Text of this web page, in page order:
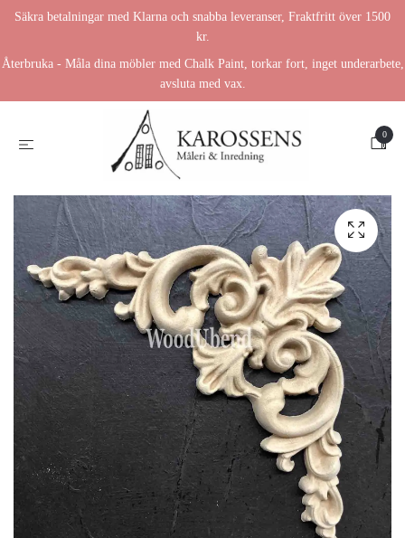
Säkra betalningar med Klarna och snabba leveranser, Fraktfritt över 1500
kr.
Återbruka - Måla dina möbler med Chalk Paint, torkar fort, inget underarbete,
avsluta med vax.
0